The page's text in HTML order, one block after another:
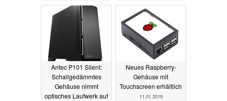
Antec P101 Silent:
Schallgedämmtes
Gehäuse nimmt
optisches Laufwerk auf
Neues Raspberry-
Gehäuse mit
Touchscreen erhältlich
11.01.2019